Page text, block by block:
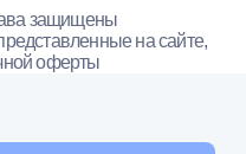
защищены
на сайте,
оферты